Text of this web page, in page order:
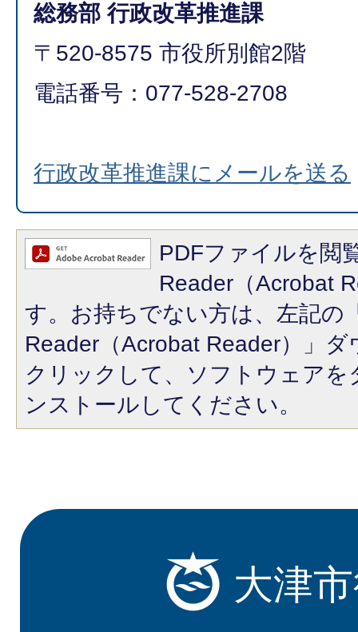
総務部 行政改革推進課
〒520-8575 市役所別館2階
電話番号：077-528-2708
行政改革推進課にメールを送る
PDFファイルを閲
Reader（Acrobat
す。お持ちでない方は、左記の
Reader（Acrobat Reader）」
クリックして、ソフトウェア
ンストールしてください。
大津